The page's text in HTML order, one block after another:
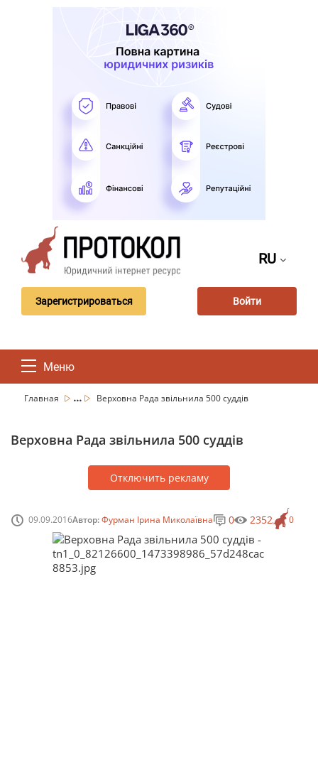
RU
Зарегистрироваться Войти
Меню
Главная ... Верховна Рада звільнила 500 суддів
Верховна Рада звільнила 500 суддів
Отключить рекламу
09.09.2016Автор:Фурман Ірина Миколаївна 0
0 2352